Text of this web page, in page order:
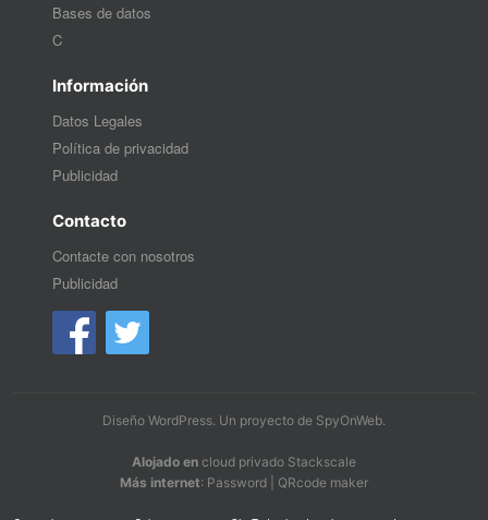
Bases de datos
C
Información
Datos Legales
Política de privacidad
Publicidad
Contacto
Contacte con nosotros
Publicidad
Diseño WordPress. Un proyecto de SpyOnWeb.
Alojado en cloud privado Stackscale
Más internet: Password QRcode maker